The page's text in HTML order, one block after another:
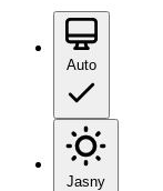
Auto
Jasny